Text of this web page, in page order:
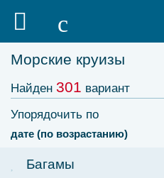
Морские круизы
Найден 301 вариант
Упорядочить по
Багамы